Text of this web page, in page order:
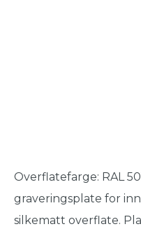
Overflatefarge: RAL
graveringsplate for
silkematt overflate.